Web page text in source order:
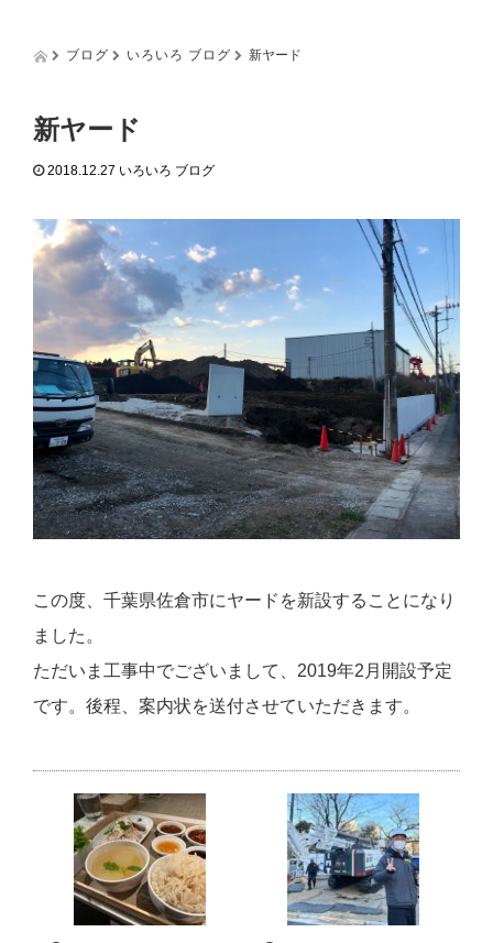
t
ブログ いろいろ ブログ 新ヤード
新ヤード
2018.12.27 いろいろ ブログ
この度、千葉県佐倉市にヤードを新設することになり
ました。
ただいま工事中でございまして、2019年2月開設予定
です。後程、案内状を送付させていただきます。